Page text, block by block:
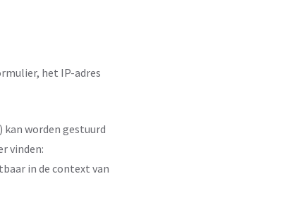
het IP-adres
kan worden gestuurd
vinden:
in de context van